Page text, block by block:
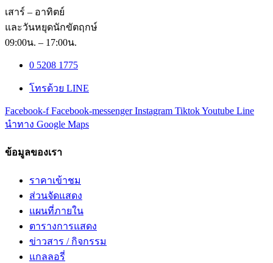
เสาร์ – อาทิตย์
และวันหยุดนักขัตฤกษ์
09:00น. – 17:00น.
0 5208 1775
โทรด้วย LINE
Facebook-f Facebook-messenger Instagram TiktokYoutube Line
นำทาง Google Maps
ข้อมูลของเรา
ราคาเข้าชม
ส่วนจัดแสดง
แผนที่ภายใน
ตารางการแสดง
ข่าวสาร / กิจกรรม
แกลลอรี่